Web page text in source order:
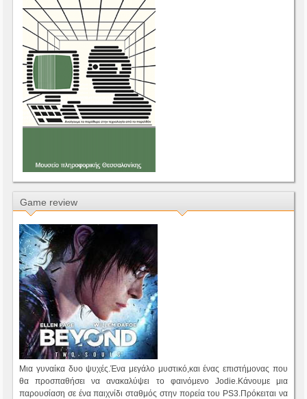
Game review
Μια γυναίκα δυο ψυχές.Ένα μεγάλο μυστικό,και ένας επιστήμονας που
θα προσπαθήσει να ανακαλύψει το φαινόμενο Jodie.Κάνουμε μια
παρουσίαση σε ένα παιχνίδι σταθμός στην πορεία του PS3.Πρόκειται να